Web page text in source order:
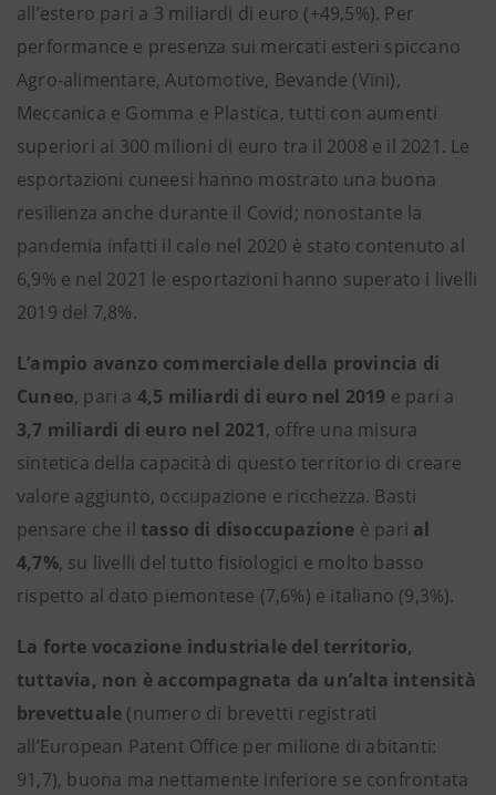
all’estero pari a 3 miliardi di euro (+49,5%). Per
performance e presenza sui mercati esteri spiccano
Agro-alimentare, Automotive, Bevande (Vini),
Meccanica e Gomma e Plastica, tutti con aumenti
superiori ai 300 milioni di euro tra il 2008 e il 2021. Le
esportazioni cuneesi hanno mostrato una buona
resilienza anche durante il Covid; nonostante la
pandemia infatti il calo nel 2020 è stato contenuto al
6,9% e nel 2021 le esportazioni hanno superato i livelli
2019 del 7,8%.
L’ampio avanzo commerciale della provincia di
Cuneo, pari a 4,5 miliardi di euro nel 2019 e pari a
3,7 miliardi di euro nel 2021, offre una misura
sintetica della capacità di questo territorio di creare
valore aggiunto, occupazione e ricchezza. Basti
pensare che il tasso di disoccupazione è pari al
4,7%, su livelli del tutto fisiologici e molto basso
rispetto al dato piemontese (7,6%) e italiano (9,3%).
La forte vocazione industriale del territorio,
tuttavia, non è accompagnata da un’alta intensità
brevettuale (numero di brevetti registrati
all’European Patent Office per milione di abitanti:
91,7), buona ma nettamente inferiore se confrontata